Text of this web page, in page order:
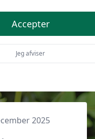
derfor
2025
Accepter
Jeg afviser